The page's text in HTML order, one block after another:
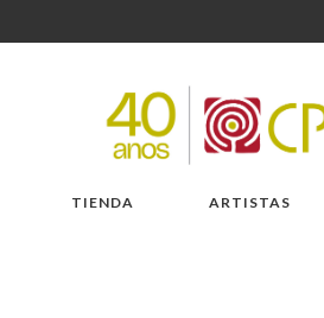
TIENDA ARTISTAS